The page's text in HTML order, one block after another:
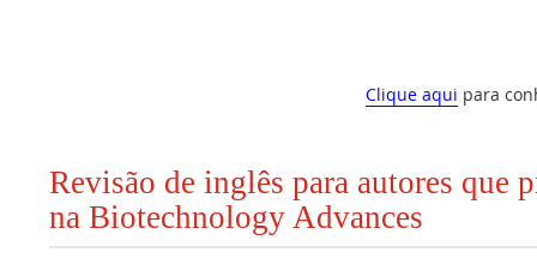
Clique aqui para
Revisão de inglês para autores que
na Biotechnology Advances